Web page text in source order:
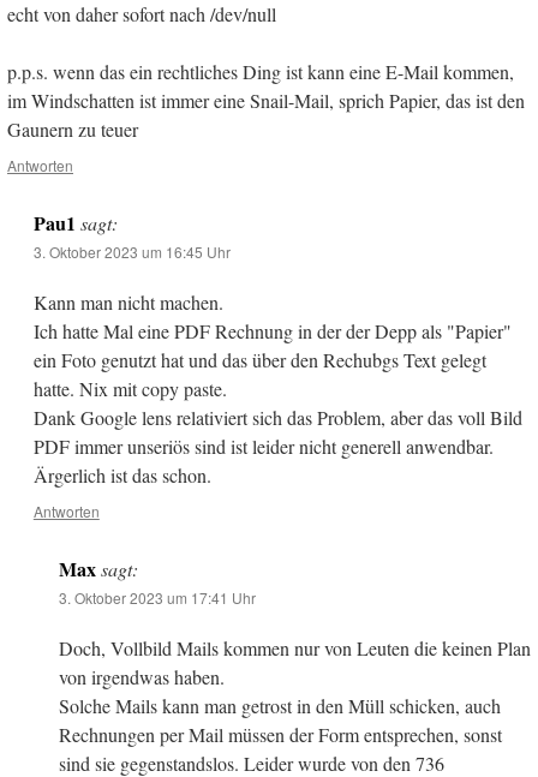
echt von daher sofort nach /dev/null
p.p.s. wenn das ein rechtliches Ding ist kann eine E-Mail kommen,
im Windschatten ist immer eine Snail-Mail, sprich Papier, das ist den
Gaunern zu teuer
Antworten
Pau1 sagt:
3. Oktober 2023 um 16:45 Uhr
Kann man nicht machen.
Ich hatte Mal eine PDF Rechnung in der der Depp als "Papier"
ein Foto genutzt hat und das über den Rechubgs Text gelegt
hatte. Nix mit copy paste.
Dank Google lens relativiert sich das Problem, aber das voll Bild
PDF immer unseriös sind ist leider nicht generell anwendbar.
Ärgerlich ist das schon.
Antworten
Max sagt:
3. Oktober 2023 um 17:41 Uhr
Doch, Vollbild Mails kommen nur von Leuten die keinen Plan
von irgendwas haben.
Solche Mails kann man getrost in den Müll schicken, auch
Rechnungen per Mail müssen der Form entsprechen, sonst
sind sie gegenstandslos. Leider wurde von den 736